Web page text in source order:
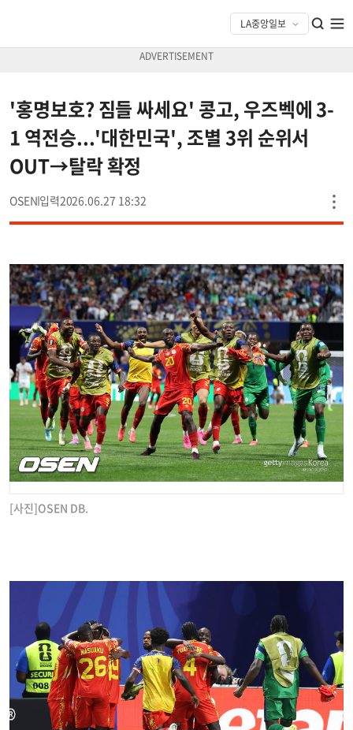
'홍명보호? 짐들 싸세요' 콩고, 우즈벡에 3-
1 역전승...'대한민국', 조별 3위 순위서
OUT→탈락 확정
OSEN 2026.06.27 18:32
[사진]OSEN DB.